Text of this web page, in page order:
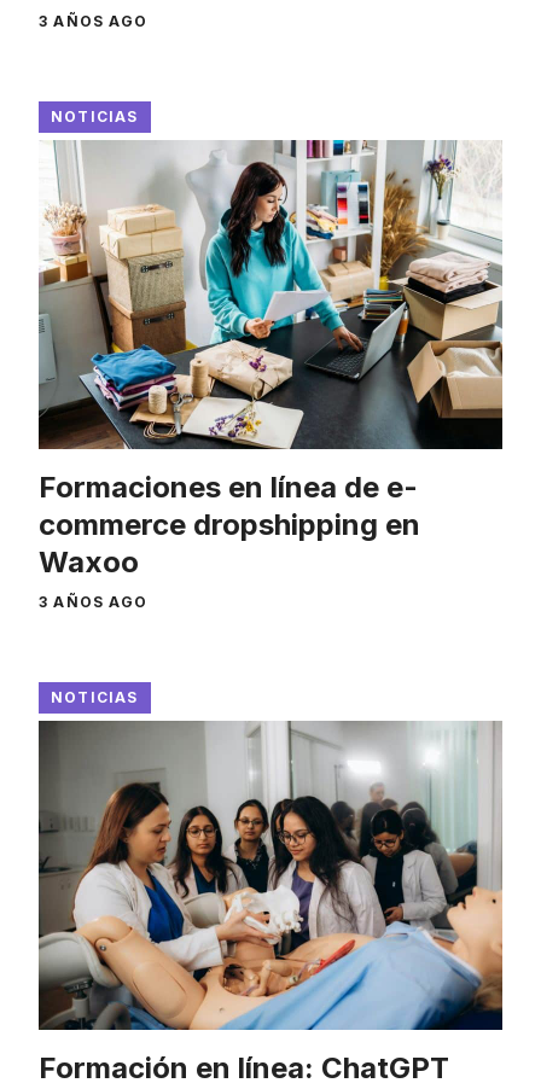
3 AÑOS AGO
NOTICIAS
Formaciones en línea de e-
commerce dropshipping en
Waxoo
3 AÑOS AGO
NOTICIAS
Formación en línea: ChatGPT